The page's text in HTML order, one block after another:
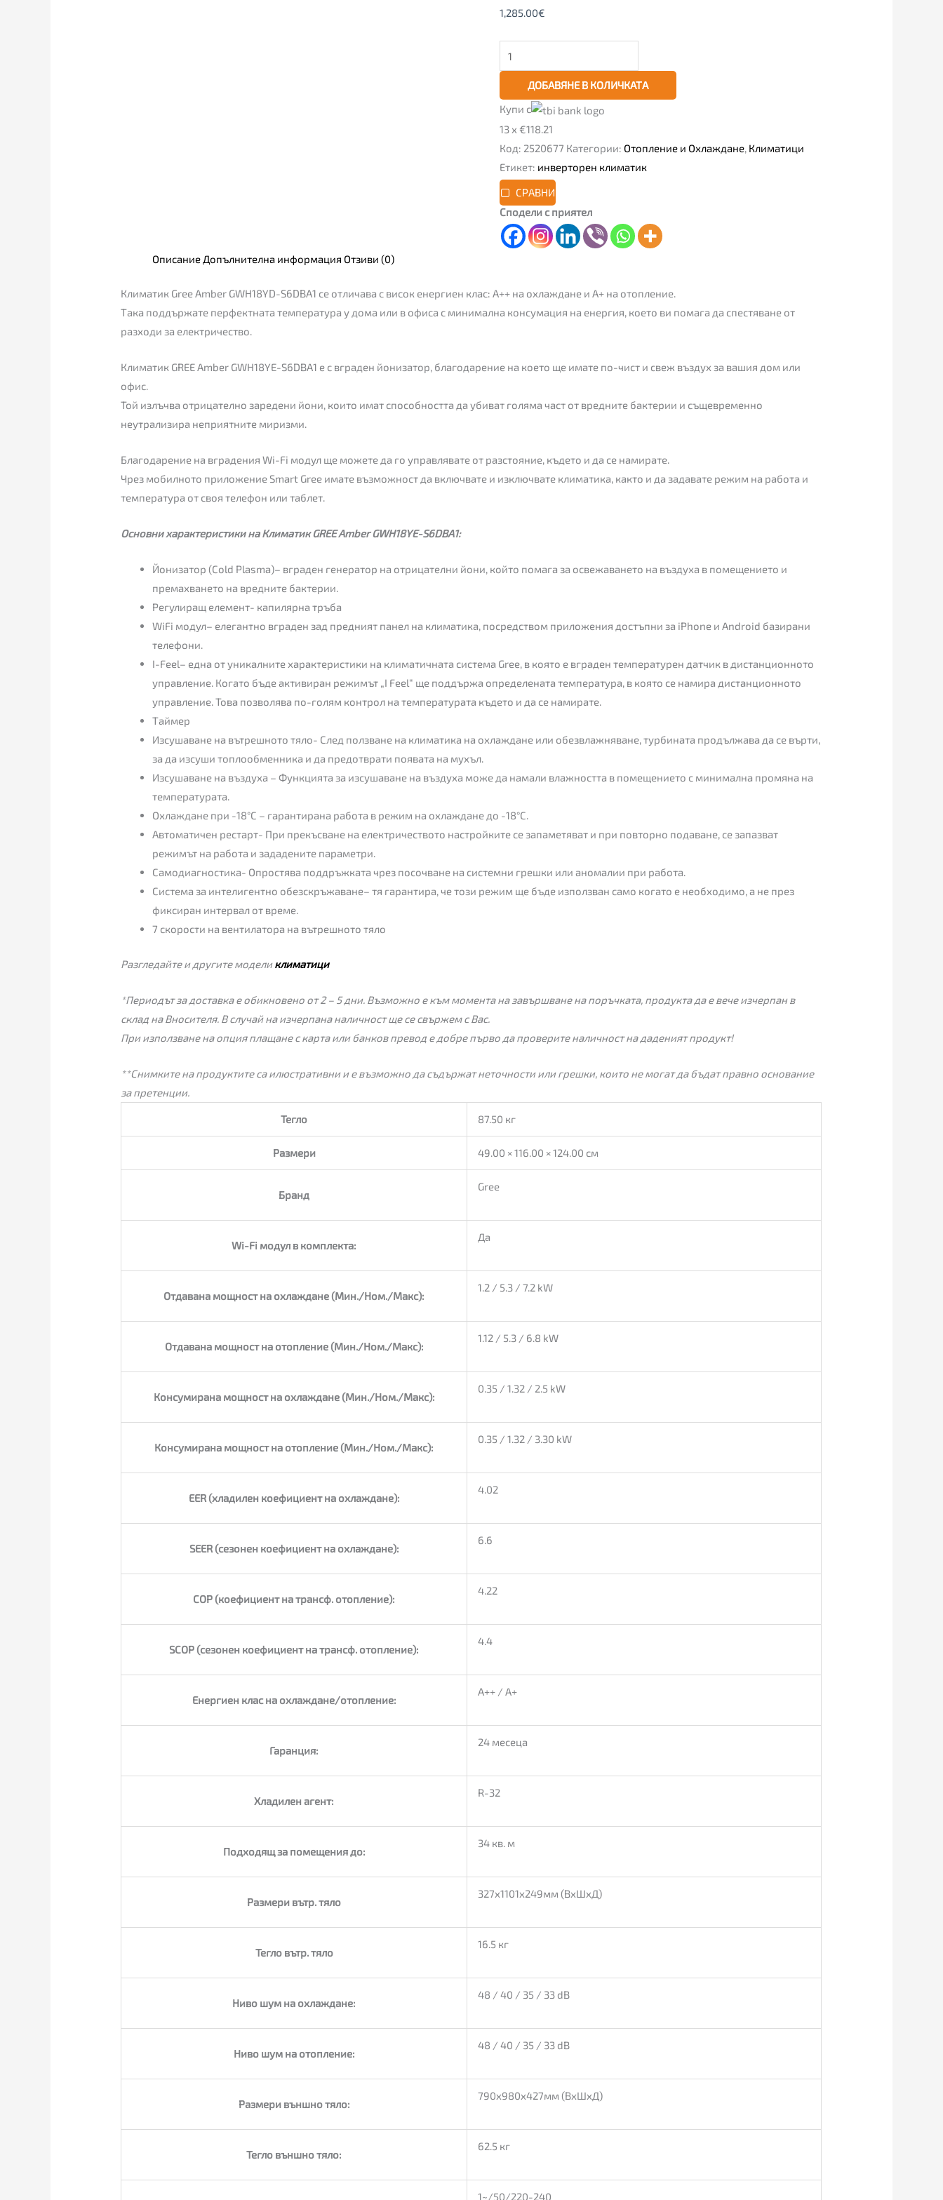
1,285.00€
18000
ДОБАВЯНЕ В КОЛИЧКАТА
Купи с
13 x €118.21
Код: 2520677 Категории: Отопление и Охлаждане, Климатици
Етикет: инверторен климатик
СРАВНИ
Сподели с приятел
Описание Допълнителна информация Отзиви (0)
Климатик Gree Amber GWH18YD-S6DBA1 се отличава с висок енергиен клас: А++ на охлаждане и А+ на отопление.
Така поддържате перфектната температура у дома или в офиса с минимална консумация на енергия, което ви помага да спестяване от
разходи за електричество.
Климатик GREE Amber GWH18YE-S6DBA1 е с вграден йонизатор, благодарение на което ще имате по-чист и свеж въздух за вашия дом или
офис.
Той излъчва отрицателно заредени йони, които имат способността да убиват голяма част от вредните бактерии и същевременно
неутрализира неприятните миризми.
Благодарение на вградения Wi-Fi модул ще можете да го управлявате от разстояние, където и да се намирате.
Чрез мобилното приложение Smart Gree имате възможност да включвате и изключвате климатика, както и да задавате режим на работа и
температура от своя телефон или таблет.
Основни характеристики на Климатик GREE Amber GWH18YE-S6DBA1:
Йонизатор (Cold Plasma)– вграден генератор на отрицателни йони, който помага за освежаването на въздуха в помещението и
премахването на вредните бактерии.
Регулиращ елемент- капилярна тръба
WiFi модул– елегантно вграден зад предният панел на климатика, посредством приложения достъпни за iPhone и Android базирани
телефони.
I-Feel– една от уникалните характеристики на климатичната система Gree, в която е вграден температурен датчик в дистанционното
управление. Когато бъде активиран режимът „I Feel“ ще поддържа определената температура, в която се намира дистанционното
управление. Това позволява по-голям контрол на температурата където и да се намирате.
Таймер
Изсушаване на вътрешното тяло- След ползване на климатика на охлаждане или обезвлажняване, турбината продължава да се върти,
за да изсуши топлообменника и да предотврати появата на мухъл.
Изсушаване на въздуха – Функцията за изсушаване на въздуха може да намали влажността в помещението с минимална промяна на
температурата.
Охлаждане при -18°C – гарантирана работа в режим на охлаждане до -18°C.
Автоматичен рестарт- При прекъсване на електричеството настройките се запаметяват и при повторно подаване, се запазват
режимът на работа и зададените параметри.
Самодиагностика- Опростява поддръжката чрез посочване на системни грешки или аномалии при работа.
Система за интелигентно обезскръжаване– тя гарантира, че този режим ще бъде използван само когато е необходимо, а не през
фиксиран интервал от време.
7 скорости на вентилатора на вътрешното тяло
Разгледайте и другите моделиклиматици
*Периодът за доставка е обикновено от 2 – 5 дни. Възможно е към момента на завършване на поръчката, продукта да е вече изчерпан в
склад на Вносителя. В случай на изчерпана наличност ще се свържем с Вас.
При използване на опция плащане с карта или банков превод е добре първо да проверите наличност на даденият продукт!
**Снимките на продуктите са илюстративни и е възможно да съдържат неточности или грешки, които не могат да бъдат правно основание
за претенции.
Тегло 87.50 кг
Размери 49.00 × 116.00 × 124.00 см
Бранд
Gree
Wi-Fi модул в комплекта:
Да
Отдавана мощност на охлаждане (Мин./Ном./Макс):
1.2 / 5.3 / 7.2 kW
Отдавана мощност на отопление (Мин./Ном./Макс):
1.12 / 5.3 / 6.8 kW
Консумирана мощност на охлаждане (Мин./Ном./Макс):
0.35 / 1.32 / 2.5 kW
Консумирана мощност на отопление (Мин./Ном./Макс):
0.35 / 1.32 / 3.30 kW
EER (хладилен коефициент на охлаждане):
4.02
SEER (сезонен коефициент на охлаждане):
6.6
COP (коефициент на трансф. отопление):
4.22
SCOP (сезонен коефициент на трансф. отопление):
4.4
Енергиен клас на охлаждане/отопление:
А++ / А+
Гаранция:
24 месеца
Хладилен агент:
R-32
Подходящ за помещения до:
34 кв. м
Размери вътр. тяло
327x1101x249мм (ВxШxД)
Тегло вътр. тяло
16.5 кг
Ниво шум на охлаждане:
48 / 40 / 35 / 33 dB
Ниво шум на отопление:
48 / 40 / 35 / 33 dB
Размери външно тяло:
790x980x427мм (ВxШxД)
Тегло външно тяло:
62.5 кг
1~/50/220-240